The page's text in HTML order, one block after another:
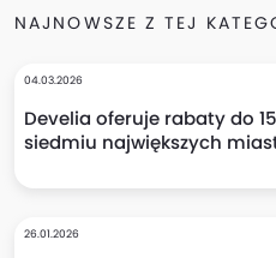
NAJNOWSZE Z TEJ
04.03.2026
Develia oferuje rabaty do
siedmiu największych
26.01.2026